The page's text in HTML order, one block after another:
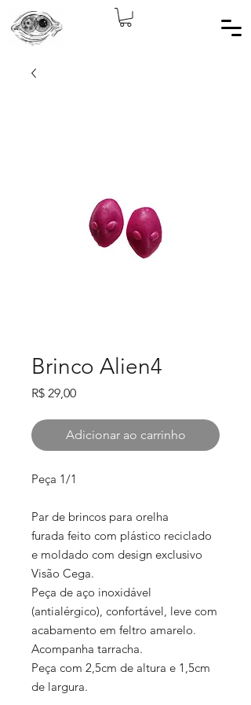
Brinco Alien4
R$ 29,00Preço
Adicionar ao carrinho
Peça 1/1
Par de brincos para orelha
furada feito com plástico reciclado
e moldado com design exclusivo
Visão Cega.
Peça de aço inoxidável
(antialérgico), confortável, leve com
acabamento em feltro amarelo.
Acompanha tarracha.
Peça com 2,5cm de altura e 1,5cm
de largura.